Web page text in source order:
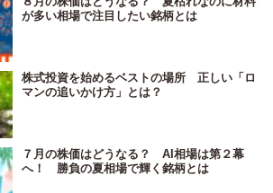
が多い相場で注目したい銘柄とは
株式投資を始めるベストの場所 正しい「ロ
マンの追いかけ方」とは？
７月の株価はどうなる？ AI相場は第２幕
へ！ 勝負の夏相場で輝く銘柄とは